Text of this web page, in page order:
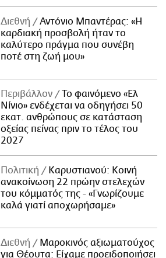
Διεθνή
Αντόνιο Μπαντέρας: «Η
καρδιακή προσβολή ήταν το
καλύτερο πράγμα που συνέβη
ποτέ στη ζωή μου»
Περιβάλλον
Το φαινόμενο «Ελ
Νίνιο» ενδέχεται να οδηγήσει 50
εκατ. ανθρώπους σε κατάσταση
οξείας πείνας πριν το τέλος του
2027
Πολιτική
Καρυστιανού: Κοινή
ανακοίνωση 22 πρώην στελεχών
του κόμματός της - «Γνωρίζουμε
καλά γιατί αποχωρήσαμε»
Διεθνή
Μαροκινός αξιωματούχος
για Θέουτα: Είχαμε προειδοποιήσει